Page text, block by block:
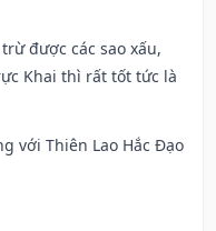
được các sao xấu,
Khai thì rất tốt tức là
với Thiên Lao Hắc Đạo